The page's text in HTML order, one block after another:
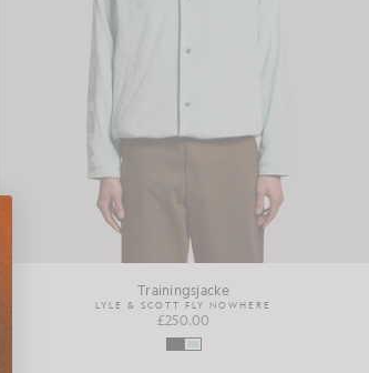
Trainingsjacke
LYLE & SCOTT FLY NOWHERE
£250.00